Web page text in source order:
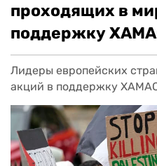
проходящих в
поддержку
Лидеры европейских
акций в поддержку